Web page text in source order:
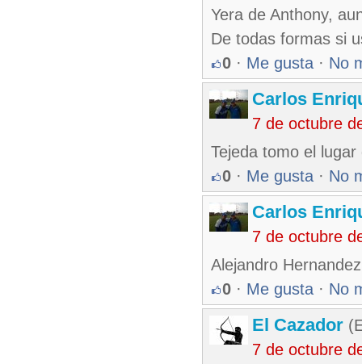
Yera de Anthony,
De todas formas si
0 · Me gusta · No
Carlos
7 de octubre
Tejeda tomo el
0 · Me gusta · No
Carlos
7 de octubre
Alejandro
0 · Me gusta · No
El Cazador
7 de octubre